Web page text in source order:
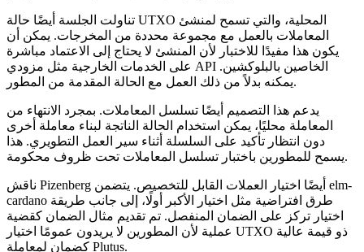
تناولت الجلسة أيضًا حالة UTXO المحلية، والتي تسمح لمنشئ
المعاملات بالعمل مع مجموعة محددة من المخرجات. يمكن أن
يكون هذا مفيدًا للاختبار لأن المنشئ لا يحتاج إلى الاعتماد مباشرة
على الخدمات الخارجية مثل مزودي API الخاصين بالبلوكشين.
يمكنه بدلاً من ذلك العمل مع الحالة المقدمة من المطور.
يدعم هذا التصميم أيضًا تسلسل المعاملات. بمجرد الانتهاء من
المعاملة محليًا، يمكن استخدام الحالة الناتجة لبناء معاملة أخرى
دون انتظار تأكيد على السلسلة أثناء سير العمل التطويري. هذا
يسمح للمطورين باختبار تسلسل المعاملات تحت ظروف محكومة.
ناقش Pizenberg أيضًا اختيار العملات القابل للتخصيص. يتضمن elm-
cardano طرق افتراضية مثل اختيار الأكبر أولًا، إلى جانب طريقة
اختيار تركز على الضمان المنفصل. تم تقديم مثال الضمان كقضية
عملية لأن المطورين لا يريدون عمومًا اختيار UTXO ذو قيمة عالية
كضمان لمعاملة Plutus.